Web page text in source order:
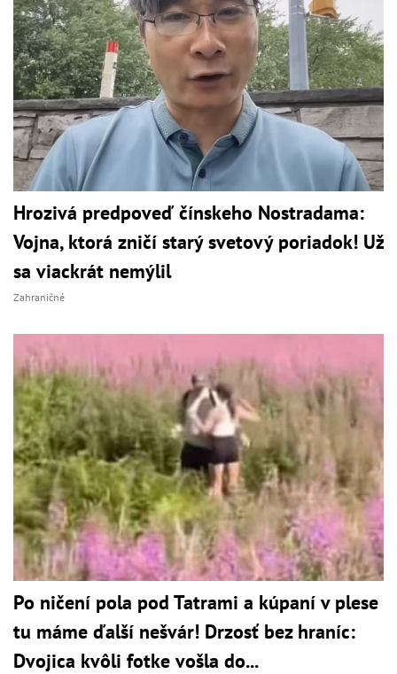
Hrozivá predpoveď čínskeho Nostradama:
Vojna, ktorá zničí starý svetový poriadok! Už
sa viackrát nemýlil
Zahraničné
Po ničení pola pod Tatrami a kúpaní v plese
tu máme ďalší nešvár! Drzosť bez hraníc:
Dvojica kvôli fotke vošla do...